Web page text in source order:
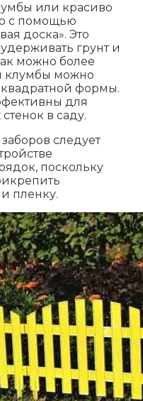
или красиво
с помощью
доска». Это
грунт и
можно более
клумбы можно
формы.
для
в саду.
следует
поскольку
пленку.